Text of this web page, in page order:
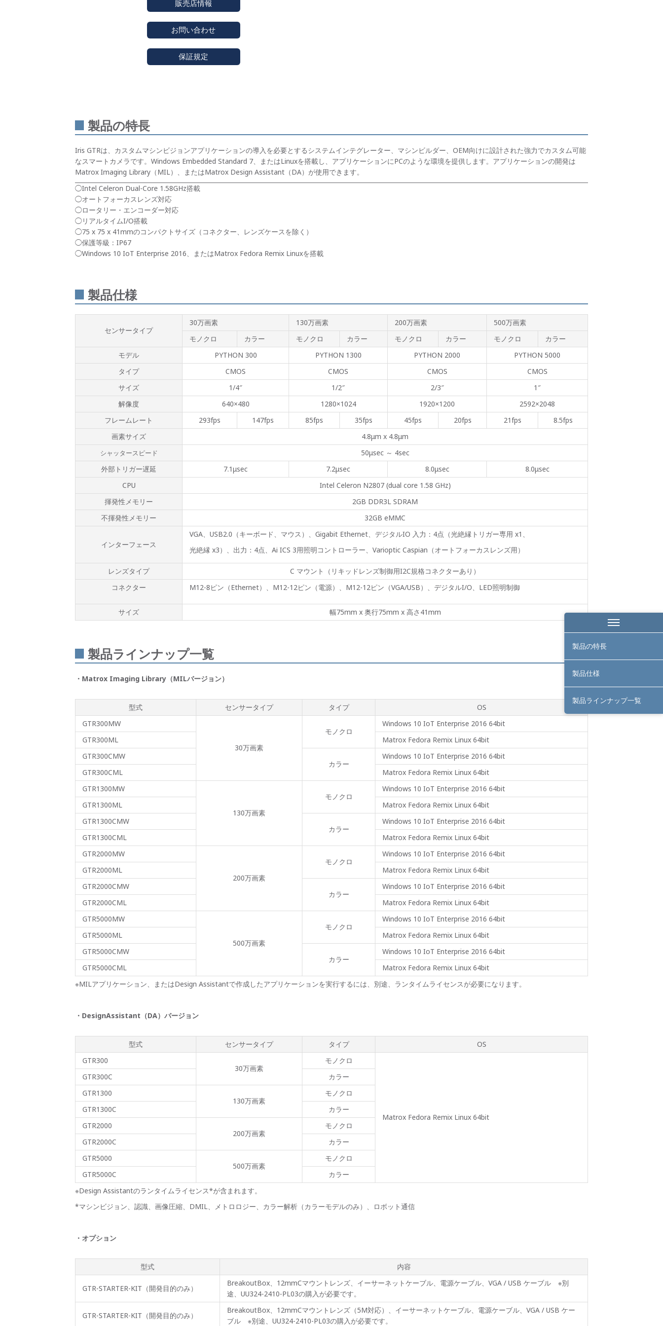
販売店情報
お問い合わせ
保証規定
製品の特長
Iris GTRは、カスタムマシンビジョンアプリケーションの導入を必要とするシステムインテグレーター、マシンビルダー、OEM向けに設計された強力でカスタム可能
なスマートカメラです。Windows Embedded Standard 7、またはLinuxを搭載し、アプリケーションにPCのような環境を提供します。アプリケーションの開発は
Matrox Imaging Library（MIL）、またはMatrox Design Assistant（DA）が使用できます。
◯Intel Celeron Dual-Core 1.58GHz搭載
◯オートフォーカスレンズ対応
◯ロータリー・エンコーダー対応
◯リアルタイムI/O搭載
◯75 x 75 x 41mmのコンパクトサイズ（コネクター、レンズケースを除く）
◯保護等級：IP67
◯Windows 10 IoT Enterprise 2016、またはMatrox Fedora Remix Linuxを搭載
製品仕様
センサータイプ
30万画素 130万画素 200万画素
500万画素
モノクロ
カラー モノクロ カラー モノクロ カラー モノクロ
カラー
モデル
PYTHON 300 PYTHON 1300 PYTHON 2000
PYTHON 5000
タイプ
CMOS CMOS CMOS
CMOS
サイズ
1/4″ 1/2″ 2/3″
1″
解像度
640×480 1280×1024 1920×1200
2592×2048
フレームレート
293fps 147fps 85fps 35fps 45fps 20fps 21fps
8.5fps
画素サイズ
4.8μm x 4.8μm
シャッタースピード
50μsec ～ 4sec
外部トリガー遅延
7.1μsec 7.2μsec 8.0μsec
8.0μsec
CPU
Intel Celeron N2807 (dual core 1.58 GHz)
揮発性メモリー
2GB DDR3L SDRAM
不揮発性メモリー
32GB eMMC
インターフェース
VGA、USB2.0（キーボード、マウス）、Gigabit Ethernet、デジタルIO 入力：4点（光絶縁トリガー専用 x1、
光絶縁 x3）、出力：4点、Ai ICS 3用照明コントローラー、Varioptic Caspian（オートフォーカスレンズ用）
レンズタイプ
C マウント（リキッドレンズ制御用I2C規格コネクターあり）
コネクター
M12-8ピン（Ethernet）、M12-12ピン（電源）、M12-12ピン（VGA/USB）、デジタルI/O、LED照明制御
サイズ 幅75mm x 奥行75mm x 高さ41mm
製品ラインナップ一覧
・Matrox Imaging Library（MILバージョン）
型式 センサータイプ タイプ
OS
GTR300MW
30万画素
モノクロ
Windows 10 IoT Enterprise 2016 64bit
GTR300ML
Matrox Fedora Remix Linux 64bit
GTR300CMW
カラー
Windows 10 IoT Enterprise 2016 64bit
GTR300CML
Matrox Fedora Remix Linux 64bit
GTR1300MW
130万画素
モノクロ
Windows 10 IoT Enterprise 2016 64bit
GTR1300ML
Matrox Fedora Remix Linux 64bit
GTR1300CMW
カラー
Windows 10 IoT Enterprise 2016 64bit
GTR1300CML
Matrox Fedora Remix Linux 64bit
GTR2000MW
200万画素
モノクロ
Windows 10 IoT Enterprise 2016 64bit
GTR2000ML
Matrox Fedora Remix Linux 64bit
GTR2000CMW
カラー
Windows 10 IoT Enterprise 2016 64bit
GTR2000CML
Matrox Fedora Remix Linux 64bit
GTR5000MW
500万画素
モノクロ
Windows 10 IoT Enterprise 2016 64bit
GTR5000ML
Matrox Fedora Remix Linux 64bit
GTR5000CMW
カラー
Windows 10 IoT Enterprise 2016 64bit
GTR5000CML
Matrox Fedora Remix Linux 64bit
※MILアプリケーション、またはDesign Assistantで作成したアプリケーションを実行するには、別途、ランタイムライセンスが必要になります。
・DesignAssistant（DA）バージョン
型式 センサータイプ タイプ
OS
GTR300
30万画素
モノクロ
Matrox Fedora Remix Linux 64bit
GTR300C
カラー
GTR1300
130万画素
モノクロ
GTR1300C
カラー
GTR2000
200万画素
モノクロ
GTR2000C
カラー
GTR5000
500万画素
モノクロ
GTR5000C
カラー
※Design Assistantのランタイムライセンス*が含まれます。
*マシンビジョン、認識、画像圧縮、DMIL、メトロロジー、カラー解析（カラーモデルのみ）、ロボット通信
・オプション
型式 内容
GTR-STARTER-KIT（開発目的のみ）
BreakoutBox、12mmCマウントレンズ、イーサーネットケーブル、電源ケーブル、VGA / USB ケーブル ※別
途、UU324-2410-PL03の購入が必要です。
GTR-STARTER-KIT（開発目的のみ）
BreakoutBox、12mmCマウントレンズ（5M対応）、イーサーネットケーブル、電源ケーブル、VGA / USB ケー
ブル ※別途、UU324-2410-PL03の購入が必要です。
製品の特長
製品仕様
製品ラインナップ一覧